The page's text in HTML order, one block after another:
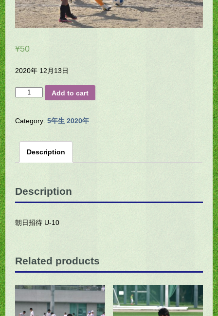
¥50
2020年 12月13日
H23-
quantity
Add to cart
Category:5年生 2020年
Description
Description
朝日招待 U-10
Related products